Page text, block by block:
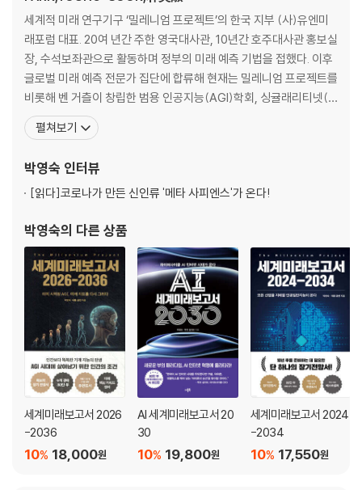
4. AI가 기후변화를 감시한다
5. AI가 친환경 에너지의 미래다
6. 재생에너지 사용량 급증의 비밀
7. 재생에너지 과잉 생산과 마이너스 가격의 문제
8. 대규모 배터리 어디까지 왔나
10. 전기차 시장 점유율이 100%에 가까워지고 있다
12. 기후변화에 관한 추가 정보들
Chapter 3. 현실이 되어가는 AI
1. AI와 일자리에 관한 우려와 기대
2. 과열된 AI 투자, 지속 가능할까?
3. 2년 만에 드러난 문제점들
4. AI 개발과 기후변화 저지 중 택해야 한다면?
5. 범죄도 진화시키는 AI
6. AI 제도화의 발걸음
7. AGI가 생각보다 가까이에 왔다
8. AI가 의식을 가질 수 있을까?
Chapter 4. 생성형 AI가 활약한 2년의 궤적
1. 법률 분야에서 AI의 활약: AI가 사람보다 더 공정할까?
세계적 미래 연구기구 ‘밀레니엄 프로젝트’의 한국 지부 (사)유엔미
래포럼 대표. 20여 년간 주한 영국대사관, 10년간 호주대사관 홍보실
장, 수석보좌관으로 활동하며 정부의 미래 예측 기법을 접했다. 이후
글로벌 미래 예측 전문가 집단에 합류해 현재는 밀레니엄 프로젝트를
비롯해 벤 거츨이 창립한 범용 인공지능(AGI)학회, 싱귤래리티넷(A
GI협회), 지구 돕기 AGI(beneficial AGI), 오픈코그 등 미래 연구
국제기구의 한국 대표를 맡고 있으며 AI 반려봇 기업 마인드칠드런의
제 AI기구인 UN IAIA의
펼쳐보기
박영숙 인터뷰
[읽다]코로나가 만든 신인류 '메타 사피엔스'가 온다!
박영숙의 다른 상품
세계미래보고서 2026
-2036
18,000원
10%
AI 세계미래보고서 20
30
19,800원
10%
세계미래보고서 2024
-2034
17,550원
10%